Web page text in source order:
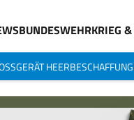
BUNDESWEHRKRIEG
HEERBESCHAFFUNG